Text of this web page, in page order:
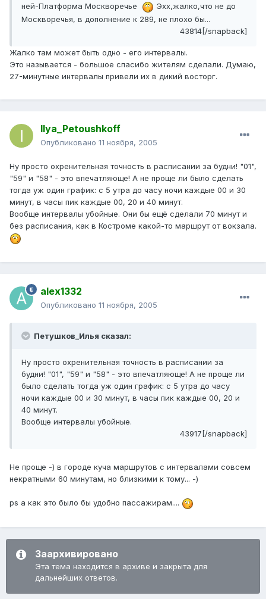
ней-Платформа Москворечье
Эхх,жалко,что не до
Москворечья, в дополнение к 289, не плохо бы...
43814[/snapback]
Жалко там может быть одно - его интервалы.
Это называется - большое спасибо жителям сделали. Думаю,
27-минутные интервалы привели их в дикий восторг.
Ilya_Petoushkoff
Опубликовано 11 ноября, 2005
Ну просто охренительная точность в расписании за будни! "01",
"59" и "58" - это впечатляюще! А не проще ли было сделать
тогда уж один график: с 5 утра до часу ночи каждые 00 и 30
минут, в часы пик каждые 00, 20 и 40 минут.
Вообще интервалы убойные. Они бы ещё сделали 70 минут и
без расписания, как в Костроме какой-то маршрут от вокзала.
alex1332
Опубликовано 11 ноября, 2005
Петушков_Илья сказал:
Ну просто охренительная точность в расписании за
будни! "01", "59" и "58" - это впечатляюще! А не проще ли
было сделать тогда уж один график: с 5 утра до часу
ночи каждые 00 и 30 минут, в часы пик каждые 00, 20 и
40 минут.
Вообще интервалы убойные.
43917[/snapback]
Не проще -) в городе куча маршрутов с интервалами совсем
некратными 60 минутам, но близкими к тому... -)
ps а как это было бы удобно пассажирам....
Заархивировано
Эта тема находится в архиве и закрыта для
дальнейших ответов.